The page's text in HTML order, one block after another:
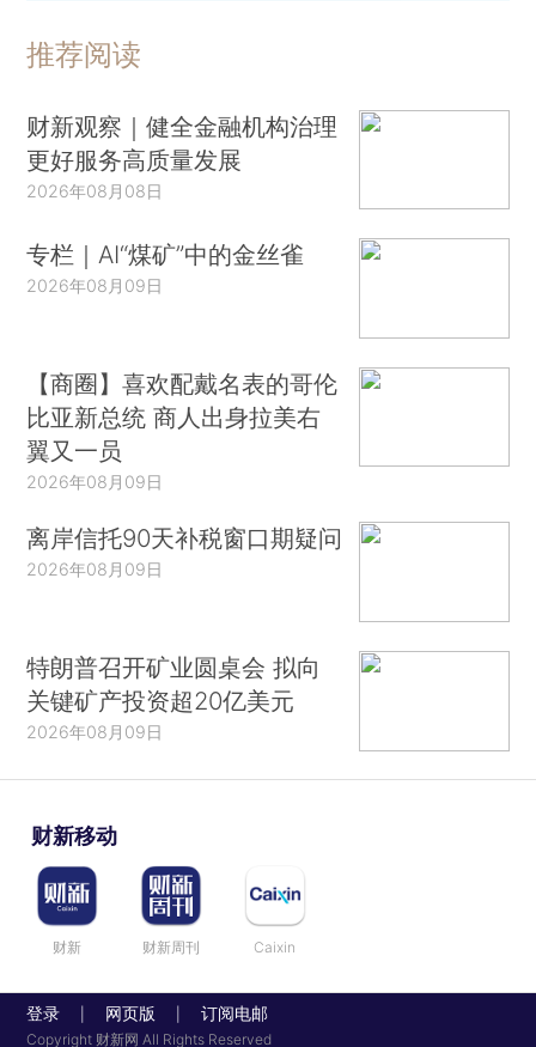
推荐阅读
财新观察｜健全金融机构治理
更好服务高质量发展
2026年08月08日
专栏｜AI“煤矿”中的金丝雀
2026年08月09日
【商圈】喜欢配戴名表的哥伦
比亚新总统 商人出身拉美右
翼又一员
2026年08月09日
离岸信托90天补税窗口期疑问
2026年08月09日
特朗普召开矿业圆桌会 拟向
关键矿产投资超20亿美元
2026年08月09日
财新移动
财新 财新周刊 Caixin
登录 网页版 订阅电邮
Copyright 财新网 All Rights Reserved